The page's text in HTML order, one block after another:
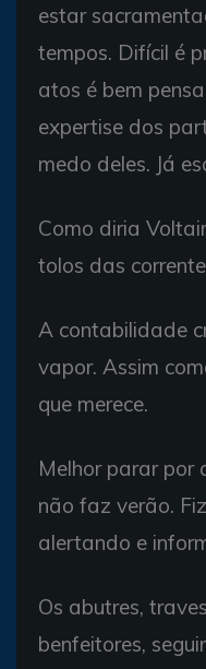
estar
tempos. Difícil é
atos é bem
expertise dos
medo deles. Já
Como diria
tolos das
A contabilidade
vapor. Assim
que merece.
Melhor parar por
não faz verão.
alertando e
Os abutres,
benfeitores,